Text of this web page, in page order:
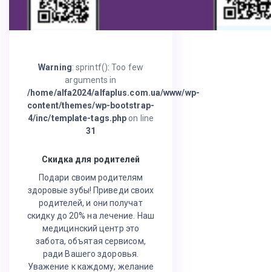
Warning: sprintf(): Too few
arguments in
/home/alfa2024/alfaplus.com.ua/www/wp-
content/themes/wp-bootstrap-
4/inc/template-tags.php on line
31
Скидка для родителей
Подари своим родителям
здоровые зубы! Приведи своих
родителей, и они получат
скидку до 20% на лечение. Наш
медицинский центр это
забота, объятая сервисом,
ради Вашего здоровья.
Уважение к каждому, желание